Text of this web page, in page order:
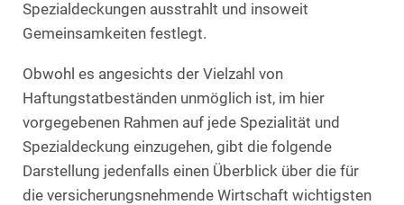
Spezialdeckungen ausstrahlt und insoweit
Gemeinsamkeiten festlegt.
Obwohl es angesichts der Vielzahl von
Haftungstatbeständen unmöglich ist, im hier
vorgegebenen Rahmen auf jede Spezialität und
Spezialdeckung einzugehen, gibt die folgende
Darstellung jedenfalls einen Überblick über die für
die versicherungsnehmende Wirtschaft wichtigsten